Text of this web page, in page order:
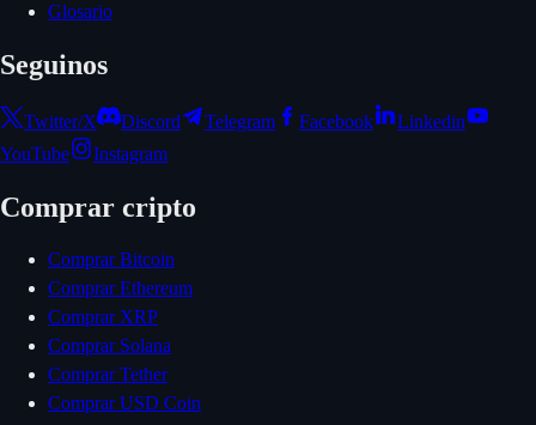
Glosario
Seguinos
Twitter/X Discord Telegram Facebook
Linkedin
YouTube
Instagram
Comprar cripto
Comprar Bitcoin
Comprar Ethereum
Comprar XRP
Comprar Solana
Comprar Tether
Comprar USD Coin